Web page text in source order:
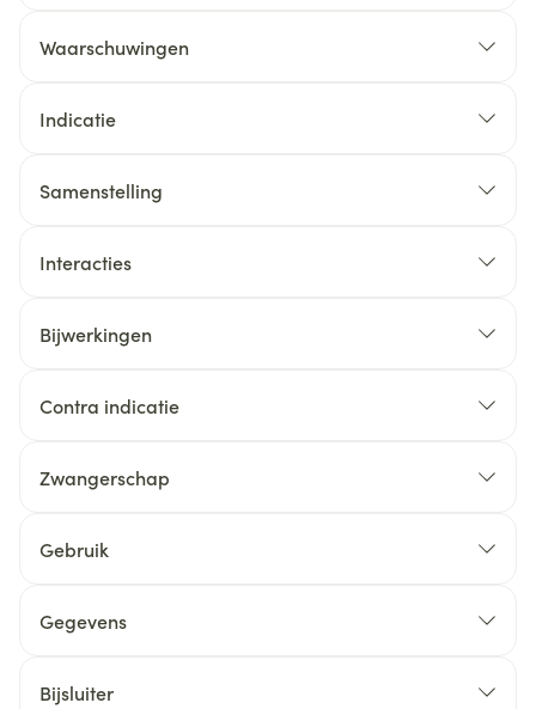
Waarschuwingen
Indicatie
Samenstelling
Interacties
Bijwerkingen
Contra indicatie
Zwangerschap
Gebruik
Gegevens
Bijsluiter